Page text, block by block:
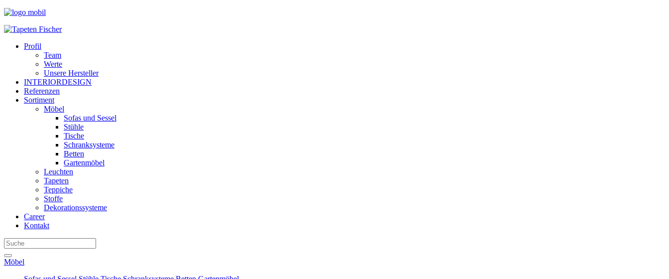
Profil
Team
Werte
Unsere Hersteller
INTERIORDESIGN
Referenzen
Sortiment
Möbel
Sofas und Sessel
Stühle
Tische
Schranksysteme
Betten
Gartenmöbel
Leuchten
Tapeten
Teppiche
Stoffe
Dekorationssysteme
Career
Kontakt
Möbel